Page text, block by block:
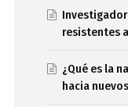
resistentes
¿Qué es la
hacia